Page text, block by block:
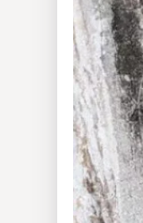
Multimedia